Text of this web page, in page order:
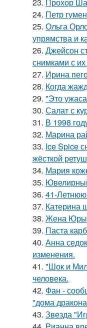
24. Петр
25. Ольга
упрямства и
26. Джейсон
снимками с
27. Ирина
28. Когда
29. "Это
30. Салат с
31. В 1998
32. Марина
33. Ice Spice
жёсткой
34. Мария
35.
36. 41-
37. Катерина
38. Жена Юры
39. Паста
40. Анна
изменения.
41. "Шок и
человека.
42. Фан -
"дома
43. Звезда